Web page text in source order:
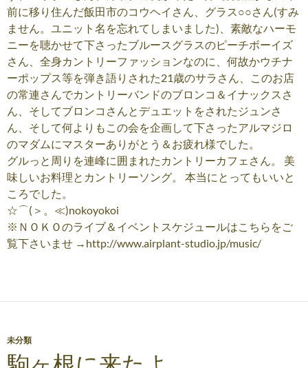
前に移り住んだ飯田市のコウヘイさん、グラス○○さん(すみ
ません。ユニット名を忘れてしまいました)、素敵なハーモ
ニーを聴かせて下さったブルースグラスのピーチボーイズ
さん、全身カントリーファッションなのに、何故かウチナ
ーポップス等を弾き語りされた21歳のサラさん、このお店
の常連さんでカントリーバンドのブロンコ＆イナックスさ
ん、そしてブロンコさんとデュエットをされたジュンさ
ん、そして何よりもこの会を企画して下さったアルマジロ
のマダムにマスターありがとう＆お疲れ様でした。
グルっと周りを連峰に囲まれたカントリーカフェさん。 美
味しいお料理とカントリーソング。 本当にとってもいいと
ころでした。
☆⌒(＞。≪)nokoyokoi
※ＮＯＫＯのライブ＆イベントスケジュールはこちらをご
覧下さいませ →http://www.airplant-studio.jp/music/
未分類